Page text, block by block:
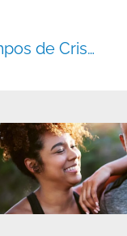
Taller Prosperidad en Tiempos de Crisis